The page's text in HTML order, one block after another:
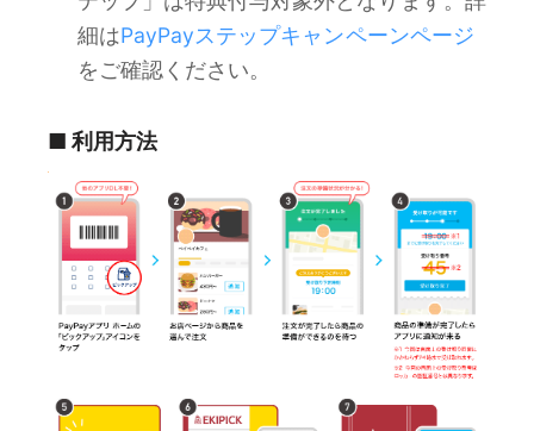
細はPayPayステップキャンペーンページ
をご確認ください。
■ 利用方法